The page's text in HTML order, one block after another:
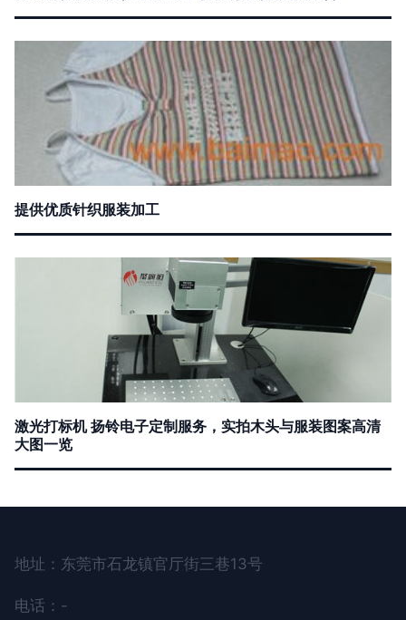
提供优质针织服装加工
激光打标机 扬铃电子定制服务，实拍木头与服装图案高清
大图一览
地址：东莞市石龙镇官厅街三巷13号
电话：-